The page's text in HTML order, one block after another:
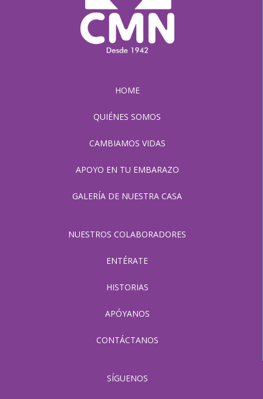
HOME
QUIÉNES SOMOS
CAMBIAMOS VIDAS
APOYO EN TU EMBARAZO
GALERÍA DE NUESTRA CASA
NUESTROS COLABORADORES
ENTÉRATE
HISTORIAS
APÓYANOS
CONTÁCTANOS
SÍGUENOS